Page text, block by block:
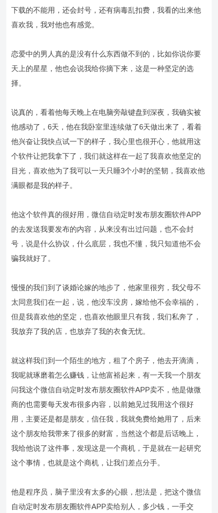
下载的不能用，还会封号，还有病毒乱扣费，我看的出来他
喜欢我，我对他也有感觉。
恋爱中的男人真的是没有什么东西做不到的，比如你说你要
天上的星星，他也会说我给你摘下来，这是一种坚定的选
择。
说真的，看着他每天晚上在电脑旁敲键盘到深夜，我确实被
他感动了，6天，他在我卧室里连续做了6天做出来了，看着
他兴奋让我快点试一下的样子，我心里也很开心，他就用这
个软件让把我拿下了，我们就这样在一起了我喜欢他坚定的
目光，喜欢他为了我可以一天只睡3个小时的坚韧，我喜欢他
满眼都是我的样子。
他这个软件真的很好用，微信自动定时发布朋友圈软件APP
的去发送我要发布的内容，从来没有出过问题，也不会封
号，说是什么协议，什么底层，我也不懂，我只知道他不会
骗我就好了。
慢慢的我们到了谈婚论嫁的地步了，他家里很穷，我父母不
太同意我们在一起，说，他没车没房，嫁给他不会幸福的，
但是我喜欢他的坚定，也喜欢他眼里只有我，我们私奔了，
我放弃了我的店，也放弃了我的衣食无忧。
就这样我们到一个陌生的地方，租了个房子，他去开滴滴，
我呢就琢磨着怎么赚钱，让他富裕起来，有一天我一个朋友
问我这个微信自动定时发布朋友圈软件APP卖不，他是做微
商的也需要每天发布很多内容，以前她见过我用这个很好
用，主要还是都是朋友，信任我，我就免费给她用了，后来
这个朋友给我带来了很多的财富，当然这个都是后话晚上，
我给他说了这件事，发现这是一个商机，于是就在一起研究
这个事情，也就是这个商机，让我们差点分手。
他是程序员，脑子里没有太多的心眼，想法是，把这个微信
自动定时发布朋友圈软件APP卖给别人，多少钱，一手交